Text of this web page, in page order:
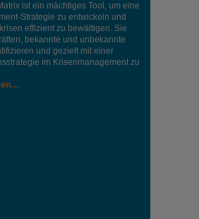
ist ein mächtiges Tool, um eine
Strategie zu entwickeln und
effizient zu bewältigen. Sie
bekannte und unbekannte
und gezielt mit einer
im Krisenmanagement zu